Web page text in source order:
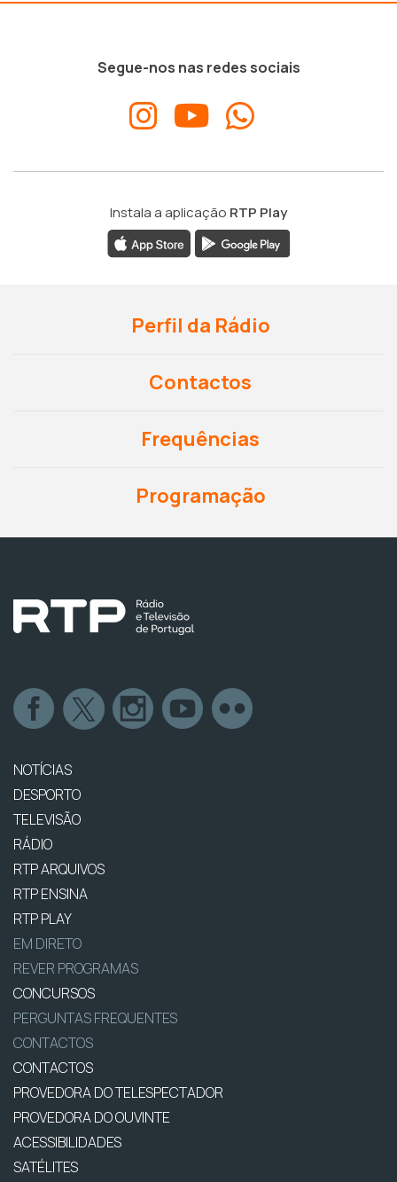
Segue-nos nas redes sociais
Instala a aplicação RTP Play
Perfil da Rádio
Contactos
Frequências
Programação
NOTÍCIAS
DESPORTO
TELEVISÃO
RÁDIO
RTP ARQUIVOS
RTP ENSINA
RTP PLAY
EM DIRETO
REVER PROGRAMAS
CONCURSOS
PERGUNTAS FREQUENTES
CONTACTOS
CONTACTOS
PROVEDORA DO TELESPECTADOR
PROVEDORA DO OUVINTE
ACESSIBILIDADES
SATÉLITES